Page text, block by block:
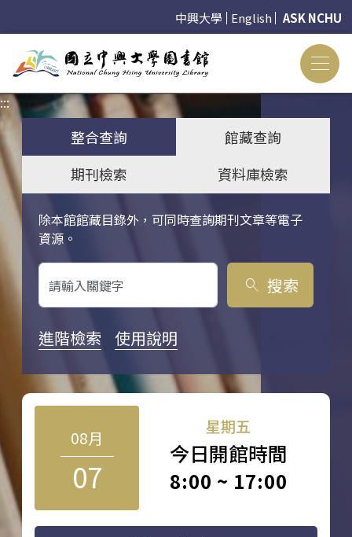
中興大學 English ASK NCHU
:::
整合查詢
館藏查詢
期刊檢索
資料庫檢索
除本館館藏目錄外，可同時查詢期刊文章等電子
資源。
關鍵字搜尋
search 搜索
進階檢索 使用說明
08月
07
星期五
今日開館時間
8:00 ~ 17:00